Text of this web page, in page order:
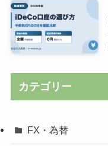
カテゴリー
FX・為替